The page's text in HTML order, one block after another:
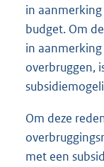
in
budget. Om
in
overbruggen,
Om deze
met een